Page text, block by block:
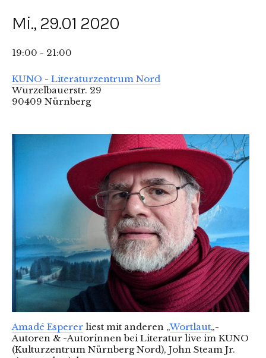
Mi., 29.01 2020
19:00 - 21:00
KUNO - Literaturzentrum Nord
Wurzelbauerstr. 29
90409 Nürnberg
Amadé Esperer liest mit anderen „Wortlaut„-
Autoren & -Autorinnen bei Literatur live im KUNO
(Kulturzentrum Nürnberg Nord), John Steam Jr.